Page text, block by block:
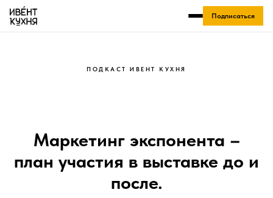
Подписаться
ПОДКАСТ ИВЕНТ КУХНЯ
Маркетинг экспонента –
план участия в выставке до и
после.